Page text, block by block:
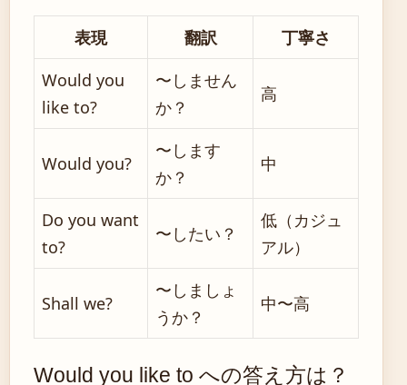
表現 翻訳
丁寧さ
Would you
like to?
〜しません
か？
高
Would you?
〜します
か？
中
Do you want
to?
〜したい？
低（カジュ
アル）
Shall we?
〜しましょ
うか？
中〜高
Would you like to への答え方は？